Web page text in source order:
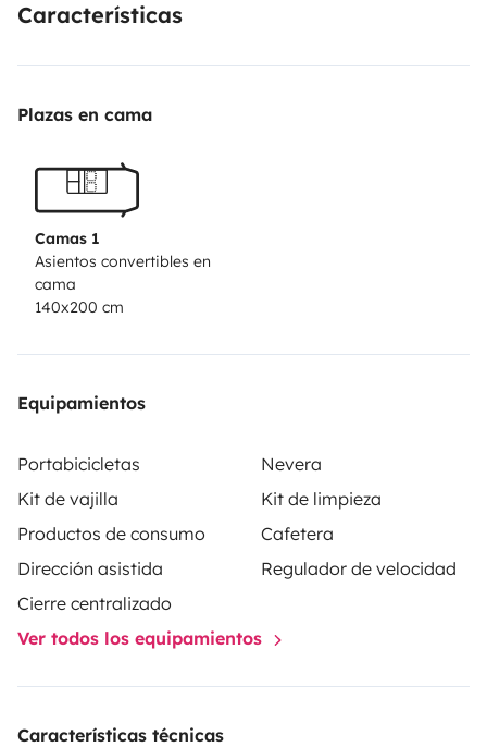
for couples, friends, or families who want to experience
spacious interior. This Sprinter for 2 people is the
Viktor now and experience unforgettable journeys!
Características
Plazas en cama
Camas 1
Asientos convertibles en
cama
140x200 cm
Equipamientos
Portabicicletas
Nevera
Kit de vajilla
Kit de limpieza
Productos de consumo
Cafetera
Dirección asistida
Regulador de velocidad
Cierre centralizado
Ver todos los equipamientos
Características técnicas